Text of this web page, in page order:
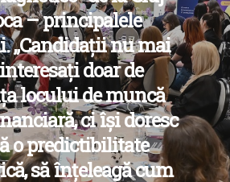
– principalele
„Candidații nu mai
doar de
locului de muncă
ci își doresc
o predictibilitate
să înțeleagă cum